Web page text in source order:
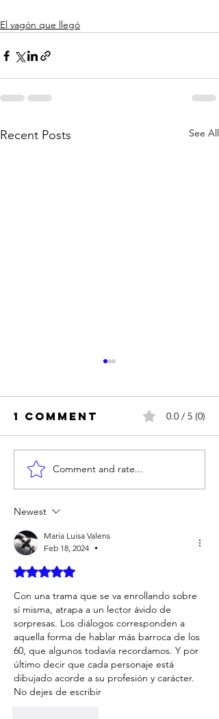
El vagón que llegó
Recent Posts See All
CAPÍTULO 14:
LAS
CORRECCIONES
1 Comment 0.0 / 5 (0)
Comment and rate...
Newest
Maria Luisa Valens
Feb 18, 2024
•
Rated 5 out of 5 stars.
Con una trama que se va enrollando sobre
sí misma, atrapa a un lector ávido de
sorpresas. Los diálogos corresponden a
aquella forma de hablar más barroca de los
60, que algunos todavía recordamos. Y por
último decir que cada personaje está
dibujado acorde a su profesión y carácter.
No dejes de escribir